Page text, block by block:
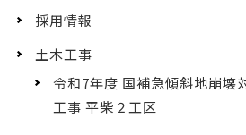
採用情報
土木工事
令和7年度 国補急傾斜地崩壊
工事 平柴２工区